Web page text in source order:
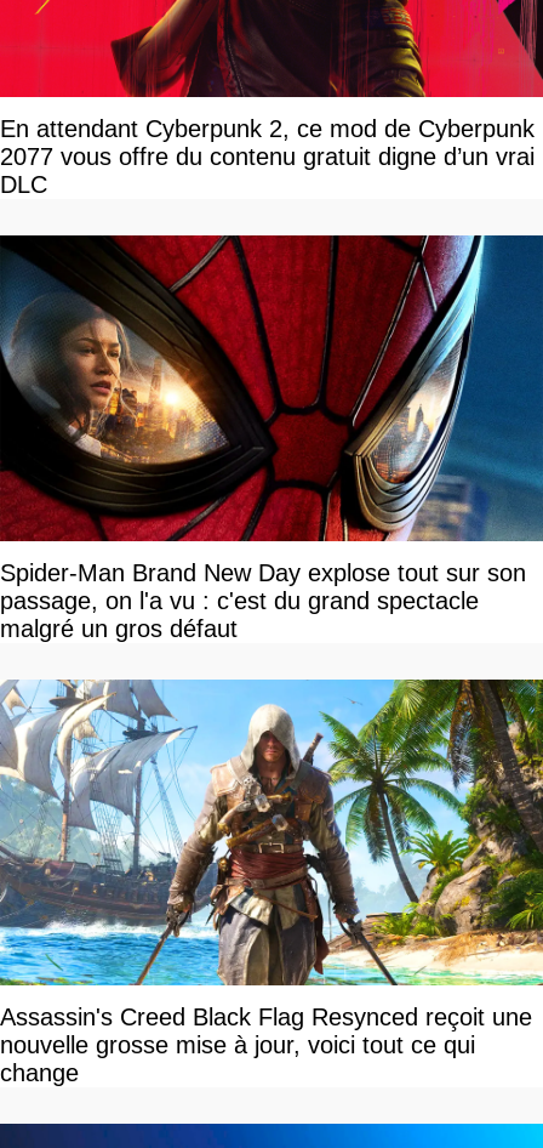
En attendant Cyberpunk 2, ce mod de Cyberpunk
2077 vous offre du contenu gratuit digne d’un vrai
DLC
Spider-Man Brand New Day explose tout sur son
passage, on l'a vu : c'est du grand spectacle
malgré un gros défaut
Assassin's Creed Black Flag Resynced reçoit une
nouvelle grosse mise à jour, voici tout ce qui
change